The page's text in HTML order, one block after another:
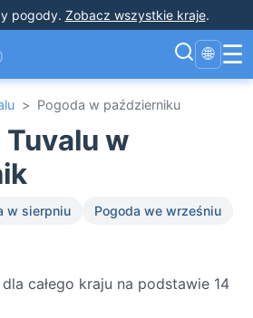
pogody. Zobacz wszystkie kraje.
🌐 ☰
> Pogoda w październiku
w
w sierpniu
Pogoda we wrześniu
całego kraju na podstawie 14